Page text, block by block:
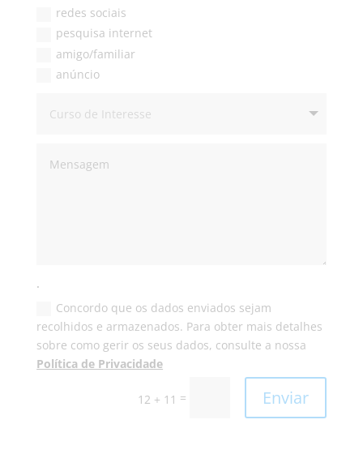
redes sociais
pesquisa internet
amigo/familiar
anúncio
.
Concordo que os dados enviados sejam
recolhidos e armazenados. Para obter mais detalhes
sobre como gerir os seus dados, consulte a nossa
Política de Privacidade
12 + 11 = Enviar